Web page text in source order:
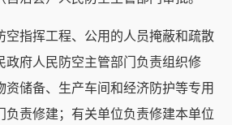
空指挥工程、公用的人员掩蔽和疏散
政府人民防空主管部门负责组织修
资储备、生产车间和经济防护等专用
负责修建；有关单位负责修建本单位